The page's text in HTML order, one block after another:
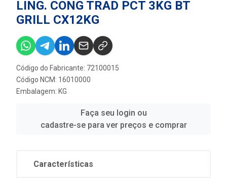
LING. CONG TRAD PCT 3KG BT
GRILL CX12KG
Código do Fabricante: 72100015
Código NCM: 16010000
Embalagem: KG
Faça seu login ou
cadastre-se para ver preços e comprar
Características